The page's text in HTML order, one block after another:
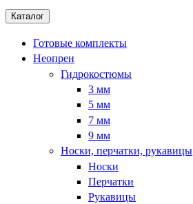
Каталог
Готовые комплекты
Неопрен
Гидрокостюмы
3 мм
5 мм
7 мм
9 мм
Носки, перчатки, рукавицы
Носки
Перчатки
Рукавицы